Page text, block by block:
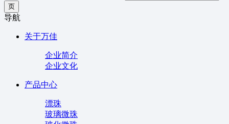
导航
关于万佳
企业简介
企业文化
产品中心
漂珠
玻璃微珠